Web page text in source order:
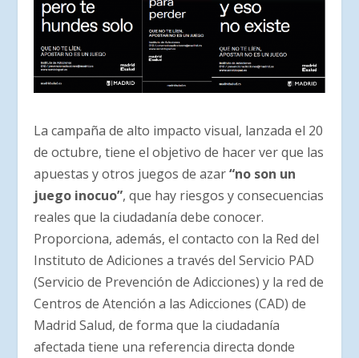
La campaña de alto impacto visual, lanzada el 20
de octubre, tiene el objetivo de hacer ver que las
apuestas y otros juegos de azar“no son un
juego inocuo”, que hay riesgos y consecuencias
reales que la ciudadanía debe conocer.
Proporciona, además, el contacto con la Red del
Instituto de Adiciones a través del Servicio PAD
(Servicio de Prevención de Adicciones) y la red de
Centros de Atención a las Adicciones (CAD) de
Madrid Salud, de forma que la ciudadanía
afectada tiene una referencia directa donde